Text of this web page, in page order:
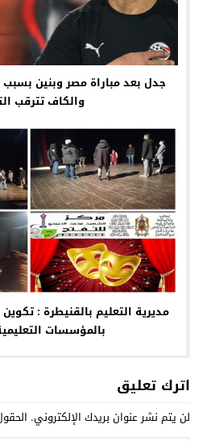
جدل بعد مباراة مصر وبنين
والكاف تترقب
مديرية التعليم بالقنيطرة :
بالمؤسسات
اترك تعليق
لن يتم نشر عنوان بريدك الإلكتروني.